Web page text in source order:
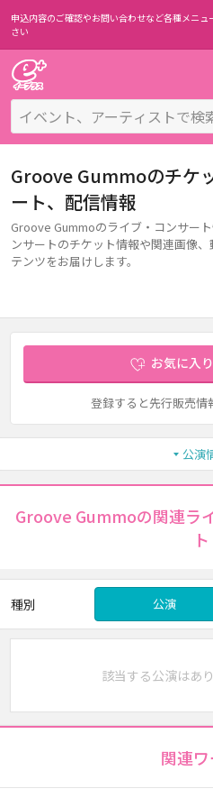
申込内容のご確認やお問い合わせなど各種メニュ
さい
Groove Gummoのチケ
ート、配信情報
Groove Gummoのライブ・コンサー
ンサートのチケット情報や関連画像
テンツをお届けします。
お気に入
登録すると先行販売情
公演
Groove Gummoの関連ラ
ト
種別 公演
該当する公演はあ
関連